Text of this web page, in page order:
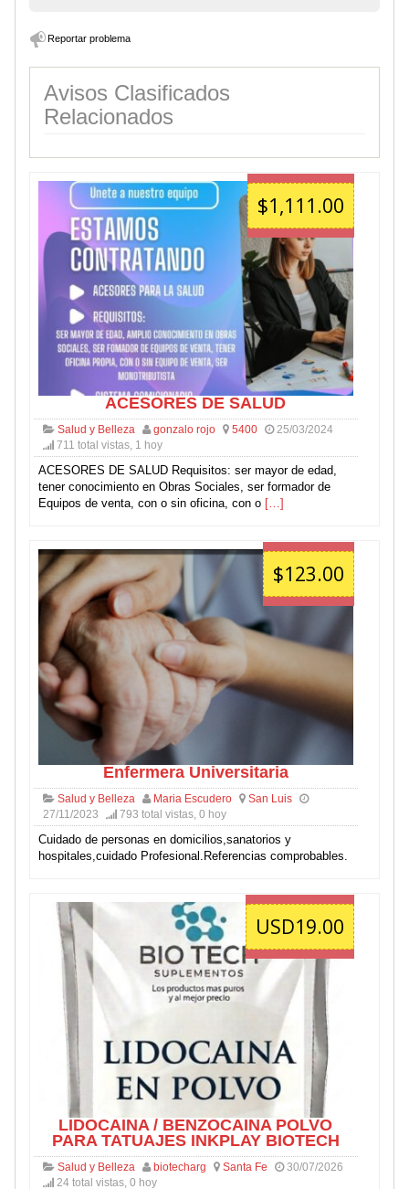
Reportar problema
Avisos Clasificados
Relacionados
$1,111.00
ACESORES DE SALUD
Salud y Belleza gonzalo rojo 5400
25/03/2024
711 total vistas, 1 hoy
ACESORES DE SALUD Requisitos: ser mayor de edad,
tener conocimiento en Obras Sociales, ser formador de
Equipos de venta, con o sin oficina, con o […]
$123.00
Enfermera Universitaria
Salud y Belleza Maria Escudero
San Luis
27/11/2023
793 total vistas, 0 hoy
Cuidado de personas en domicilios,sanatorios y
hospitales,cuidado Profesional.Referencias comprobables.
USD19.00
LIDOCAINA / BENZOCAINA POLVO
PARA TATUAJES INKPLAY BIOTECH
Salud y Belleza biotecharg Santa Fe
30/07/2026
24 total vistas, 0 hoy